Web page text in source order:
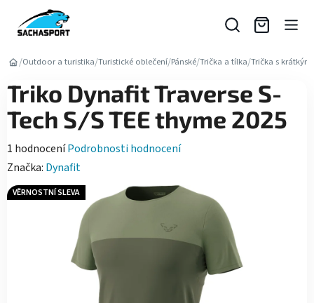
obsah
/Outdoor a turistika/Turistické oblečení/Pánské/Trička a tílka/Trička s
Triko Dynafit Traverse S-
Tech S/S TEE thyme 2025
Průměrné
hodnocení
produktu
je
1 hodnoceníPodrobnosti hodnocení
Značka: Dynafit
VĚRNOSTNÍ SLEVA